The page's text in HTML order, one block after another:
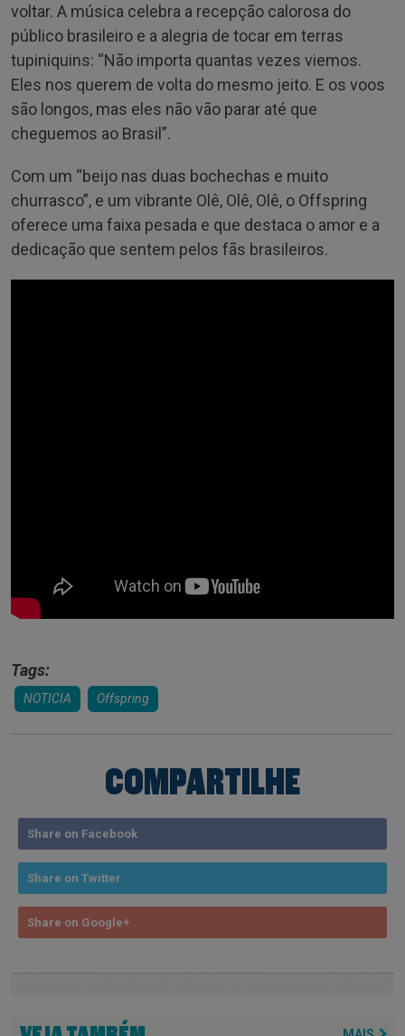
voltar. A música celebra a recepção calorosa do
público brasileiro e a alegria de tocar em terras
tupiniquins: “Não importa quantas vezes viemos.
Eles nos querem de volta do mesmo jeito. E os voos
são longos, mas eles não vão parar até que
cheguemos ao Brasil”.
Com um “beijo nas duas bochechas e muito
churrasco”, e um vibrante Olê, Olê, Olê, o Offspring
oferece uma faixa pesada e que destaca o amor e a
dedicação que sentem pelos fãs brasileiros.
Tags:
NOTICIA Offspring
COMPARTILHE
Share on Facebook
Share on Twitter
Share on Google+